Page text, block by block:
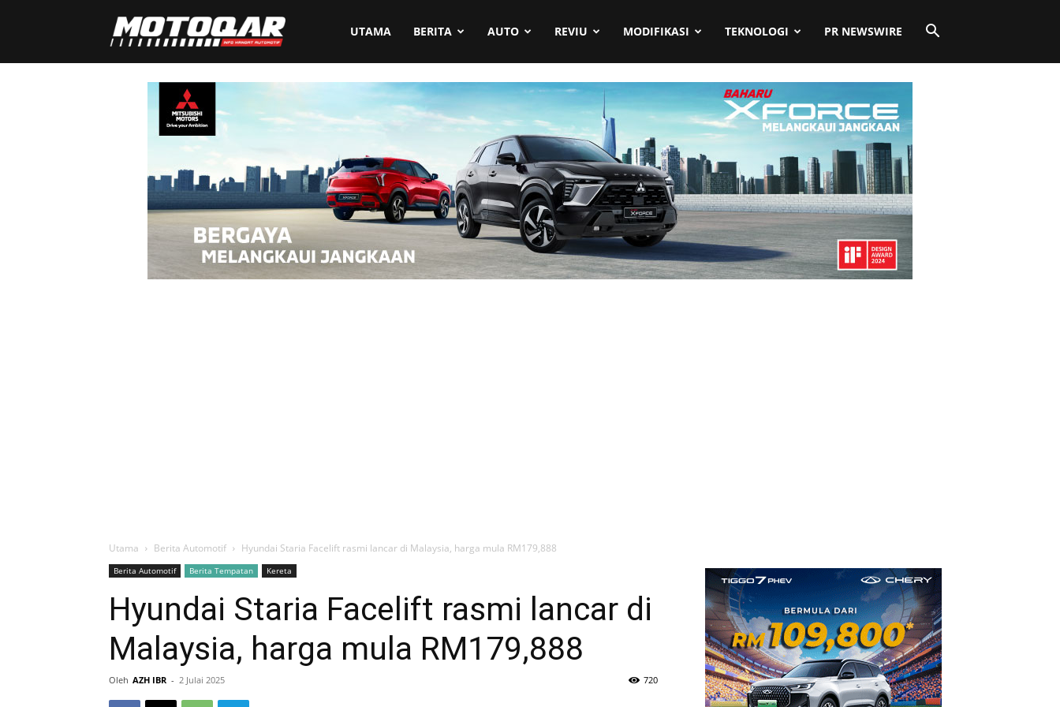
Motoqar UTAMA BERITA AUTO REVIU MODIFIKASI TEKNOLOGI PR NEWSWIRE
Utama Berita Automotif Hyundai Staria Facelift rasmi lancar di Malaysia, harga mula RM179,888
Berita Automotif Berita Tempatan Kereta
Hyundai Staria Facelift rasmi lancar di
Malaysia, harga mula RM179,888
Oleh AZH IBR - 2 Julai 2025 720